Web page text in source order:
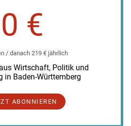
0 €
/ danach 219 € jährlich
Wirtschaft, Politik und
in Baden-Württemberg
ABONNIEREN